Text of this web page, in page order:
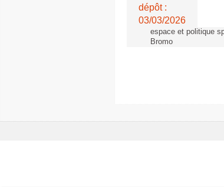
dépôt :
03/03/2026
espace et politique
Bromo